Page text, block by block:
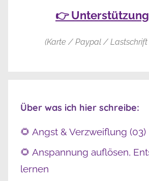
👉
(Karte / Paypal /
Über was ich hier schreibe:
🌻 Angst & Verzweiflung (03)
🌻 Anspannung auflösen,
lernen